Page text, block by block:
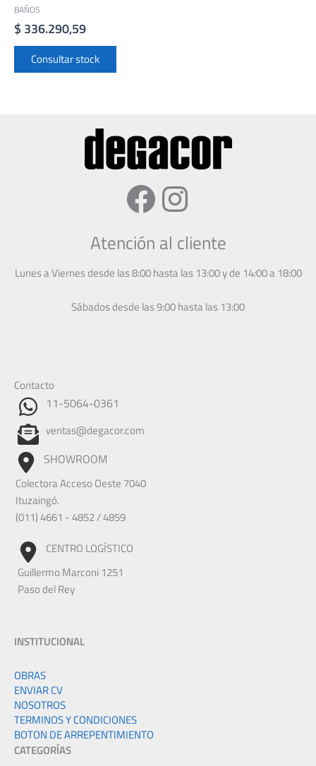
BAÑOS
$ 336.290,59
Consultar stock
Facebook
Instagram
Atención al cliente
Lunes a Viernes desde las 8:00 hasta las 13:00 y de 14:00 a 18:00
Sábados desde las 9:00 hasta las 13:00
Contacto
11-5064-0361
ventas@degacor.com
SHOWROOM
Colectora Acceso Oeste 7040
Ituzaingó.
(011) 4661 - 4852 / 4859
CENTRO LOGÍSTICO
Guillermo Marconi 1251
Paso del Rey
INSTITUCIONAL
OBRAS
ENVIAR CV
NOSOTROS
TERMINOS Y CONDICIONES
BOTON DE ARREPENTIMIENTO
CATEGORÍAS